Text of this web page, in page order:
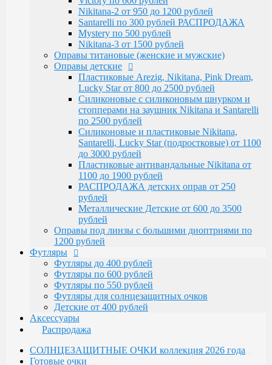
Santarelli, Lucky Star (подростковые) от 1100
до 3000 рублей
Пластиковые антивандальные Nikitana от
1100 до 1900 рублей
РАСПРОДАЖА детских оправ от 250 рублей
Металлические Детские от 600 до 3500
рублей
Оправы под линзы с большими диоптриями по
1200 рублей
Футляры до 400 рублей
Футляры по 600 рублей
Футляры по 550 рублей
Футляры для солнцезащитных очков
Детские от 400 рублей
Распродажа
Nikitana-2 от 950 до 1200 рублей
Santarelli по 300 рублей РАСПРОДАЖА
Mystery по 500 рублей
Nikitana-3 от 1500 рублей
Оправы титановые (женские и мужские)
Оправы детские
Пластиковые Arezig, Nikitana, Pink Dream,
Lucky Star от 800 до 2500 рублей
Силиконовые с силиконовым шнурком и
стопперами на заушник Nikitana и Santarelli
по 2500 рублей
Силиконовые и пластиковые Nikitana,
Santarelli, Lucky Star (подростковые) от 1100
до 3000 рублей
Пластиковые антивандальные Nikitana от
1100 до 1900 рублей
РАСПРОДАЖА детских оправ от 250
рублей
Металлические Детские от 600 до 3500
рублей
Оправы под линзы с большими диоптриями по
1200 рублей
Футляры
Футляры до 400 рублей
Футляры по 600 рублей
Футляры по 550 рублей
Футляры для солнцезащитных очков
Детские от 400 рублей
Аксессуары
Распродажа
СОЛНЦЕЗАЩИТНЫЕ ОЧКИ коллекция 2026 года
Готовые очки